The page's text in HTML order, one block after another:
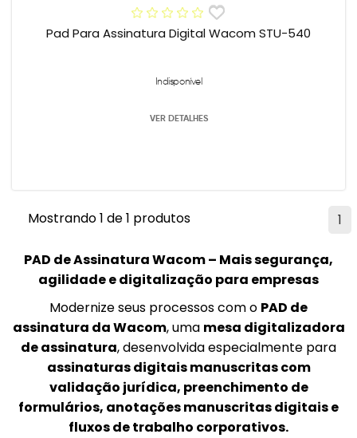
Pad Para Assinatura Digital Wacom STU-540
Indisponível
VER DETALHES
1
Mostrando 1 de 1 produtos
PAD de Assinatura Wacom – Mais segurança,
agilidade e digitalização para empresas
Modernize seus processos com o PAD de
assinatura da Wacom, uma mesa digitalizadora
de assinatura, desenvolvida especialmente para
assinaturas digitais manuscritas com
validação jurídica, preenchimento de
formulários, anotações manuscritas digitais e
fluxos de trabalho corporativos.